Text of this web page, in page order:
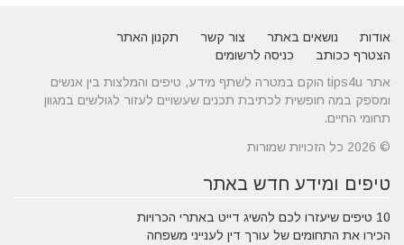
אודות נושאים באתר צור קשר
תקנון האתר
הצטרף ככותב
כניסה לרשומים
אתר tips4u הוקם במטרה לשתף מידע, טיפים והמלצות בין אנשים
ומספק במה חופשית לכתיבת תכנים שעשויים לעזור לגולשים במגוון
תחומי החיים.
© 2026 כל הזכויות שמורות
טיפים ומידע חדש באתר
10 טיפים שיעזרו לכם להשיג דייט באתרי הכרויות
הכירו את התחומים של עורך דין לענייני משפחה